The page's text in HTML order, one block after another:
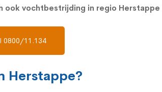
ook vochtbestrijding in regio Herstappe
0800/11.134
Herstappe?